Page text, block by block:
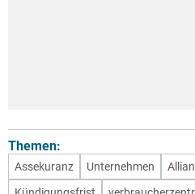
Themen:
Assekuranz Unternehmen